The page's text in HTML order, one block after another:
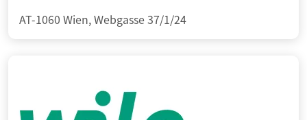
AT-1060 Wien, Webgasse 37/1/24